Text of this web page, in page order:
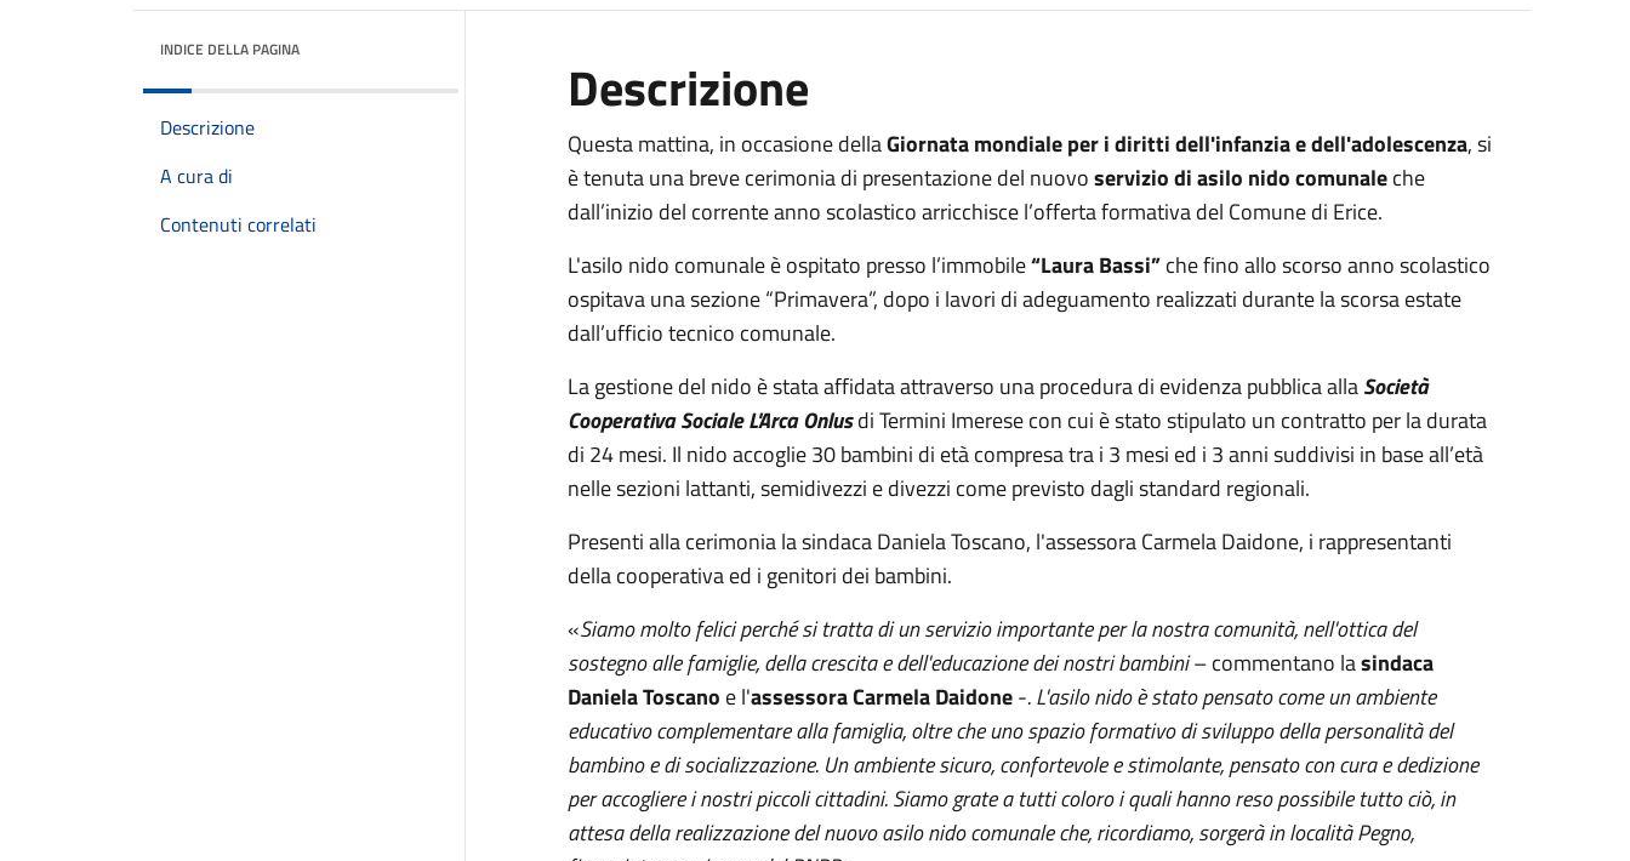
INDICE DELLA PAGINA
Descrizione
A cura di
Contenuti correlati
Descrizione
Questa mattina, in occasione dellaGiornata mondiale per i diritti dell'infanzia e dell'adolescenza, si
è tenuta una breve cerimonia di presentazione del nuovoservizio di asilo nido comunaleche
dall’inizio del corrente anno scolastico arricchisce l’offerta formativa del Comune di Erice.
L'asilo nido comunale è ospitato presso l’immobile“Laura Bassi”che fino allo scorso anno scolastico
ospitava una sezione “Primavera”, dopo i lavori di adeguamento realizzati durante la scorsa estate
dall’ufficio tecnico comunale.
La gestione del nido è stata affidata attraverso una procedura di evidenza pubblica allaSocietà
Cooperativa Sociale L'Arca Onlusdi Termini Imerese con cui è stato stipulato un contratto per la durata
di 24 mesi. Il nido accoglie 30 bambini di età compresa tra i 3 mesi ed i 3 anni suddivisi in base all’età
nelle sezioni lattanti, semidivezzi e divezzi come previsto dagli standard regionali.
Presenti alla cerimonia la sindaca Daniela Toscano, l'assessora Carmela Daidone, i rappresentanti
della cooperativa ed i genitori dei bambini.
«Siamo molto felici perché si tratta di un servizio importante per la nostra comunità, nell'ottica del
sostegno alle famiglie, della crescita e dell'educazione dei nostri bambini– commentano lasindaca
Daniela Toscano e l'assessora Carmela Daidone-. L'asilo nido è stato pensato come un ambiente
educativo complementare alla famiglia, oltre che uno spazio formativo di sviluppo della personalità del
bambino e di socializzazione. Un ambiente sicuro, confortevole e stimolante, pensato con cura e dedizione
per accogliere i nostri piccoli cittadini. Siamo grate a tutti coloro i quali hanno reso possibile tutto ciò, in
attesa della realizzazione del nuovo asilo nido comunale che, ricordiamo, sorgerà in località Pegno,